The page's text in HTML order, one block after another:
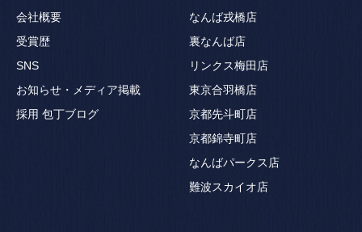
会社概要
受賞歴
SNS
お知らせ・メディア掲載
採用 包丁ブログ
なんば戎橋店
裏なんば店
リンクス梅田店
東京合羽橋店
京都先斗町店
京都錦寺町店
なんばパークス店
難波スカイオ店